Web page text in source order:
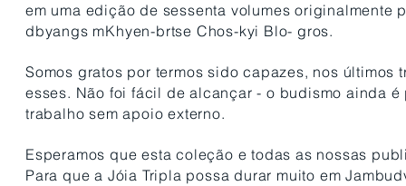
em uma edição de sessenta volumes
dbyangs mKhyen-brtse Chos-kyi Blo- gros.
Somos gratos por termos sido capazes, nos
esses. Não foi fácil de alcançar - o budismo ainda
trabalho sem apoio externo.
Esperamos que esta coleção e todas as nossas
Para que a Jóia Tripla possa durar muito em